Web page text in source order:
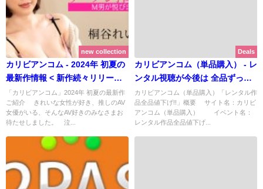
new collection
カリビアンコム - 2024年 初夏の
最新作情報 < 新作続々リリース
中！ >
「カリビアンコム」2024年 初夏の最新作
ご紹介 きれいな女性が好き、推しのAV
女優がいる、そんなAV好きのみなさまお
待たせしました。 泣...
Deals
カリビアンコム（単品購入） - レ
ンタル視聴が今後は 全品ずっと
半額に
カリビアンコム（単品購入）「レンタル作
品全品値下げ!!」概要 サイト名：カリビ
アンコム（単品購入） イベント名：
レンタル作品全品値下げ...